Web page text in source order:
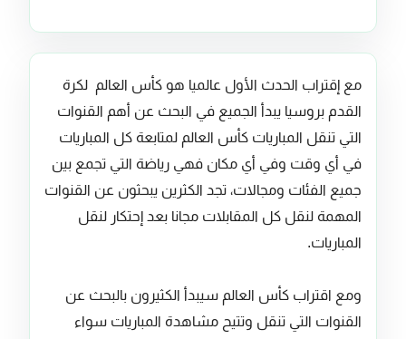
مع إقتراب الحدث الأول عالميا هو كأس العالم لكرة
القدم بروسيا يبدأ الجميع في البحث عن أهم القنوات
التي تنقل المباريات كأس العالم لمتابعة كل المباريات
في أي وقت وفي أي مكان فهي رياضة التي تجمع بين
جميع الفئات ومجالات، تجد الكثرين يبحثون عن القنوات
المهمة لنقل كل المقابلات مجانا بعد إحتكار لنقل
المباريات.
ومع اقتراب كأس العالم سيبدأ الكثيرون بالبحث عن
القنوات التي تنقل وتتيح مشاهدة المباريات سواء